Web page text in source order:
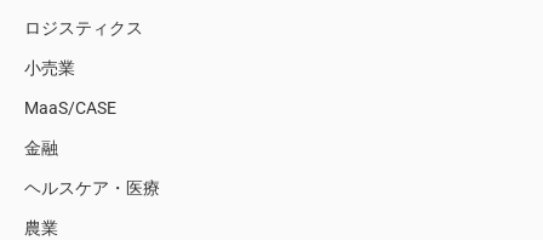
ロジスティクス
小売業
MaaS/CASE
金融
ヘルスケア・医療
農業